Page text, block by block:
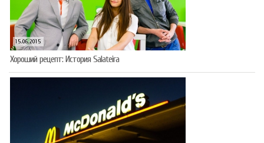
15.06.2015
Хороший рецепт: История Salateira